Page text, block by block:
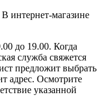
интернет-магазине
до 19.00. Когда
служба свяжется
предложит выбрать
адрес. Осмотрите
указанной